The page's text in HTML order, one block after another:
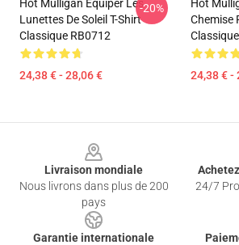
Hot Mulligan Équiper Les
Lunettes De Soleil T-Shirt
Classique RB0712
24,38 € - 28,06 €
-20%
Hot
Chemise
24,38 € -
Livraison mondiale
Nous livrons dans plus de 200
pays
24/7
Garantie internationale